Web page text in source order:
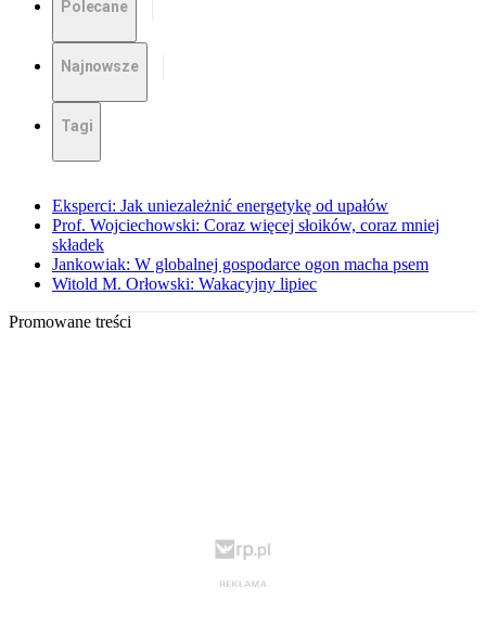
Polecane
Najnowsze
Tagi
Eksperci: Jak uniezależnić energetykę od upałów
Prof. Wojciechowski: Coraz więcej słoików, coraz mniej
składek
Jankowiak: W globalnej gospodarce ogon macha psem
Witold M. Orłowski: Wakacyjny lipiec
Promowane treści